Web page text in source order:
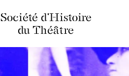
Société d'Histoire
du Théâtre